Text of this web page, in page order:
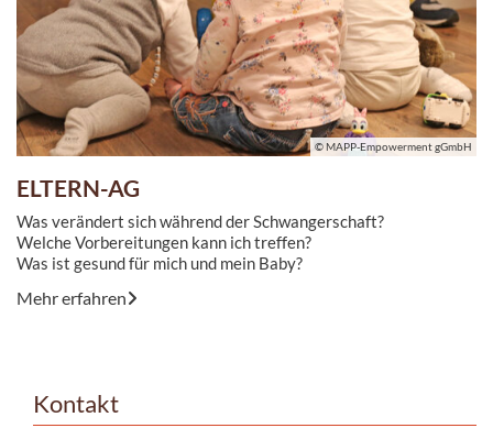
ELTERN-AG
Was verändert sich während der Schwangerschaft?
Welche Vorbereitungen kann ich treffen?
Was ist gesund für mich und mein Baby?
Mehr erfahren
© MAPP-Empowerment gGmbH
Kontakt